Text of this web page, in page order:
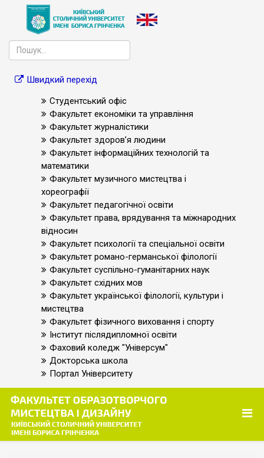
Швидкий перехід
Студентський офіс
Факультет економіки та управління
Факультет журналістики
Факультет здоров’я людини
Факультет інформаційних технологій та
математики
Факультет музичного мистецтва і
хореографії
Факультет педагогічної освіти
Факультет права, врядування та міжнародних
відносин
Факультет психології та спеціальної освіти
Факультет романо-германської філології
Факультет суспільно-гуманітарних наук
Факультет східних мов
Факультет української філології, культури і
мистецтва
Факультет фізичного виховання і спорту
Інститут післядипломної освіти
Фаховий коледж "Універсум"
Докторська школа
Портал Університету